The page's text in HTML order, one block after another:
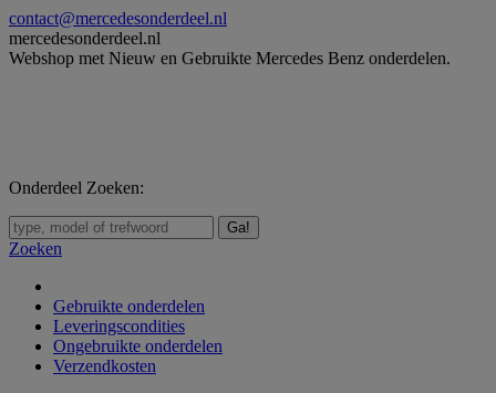
Skip
to
content
contact@mercedesonderdeel.nl
mercedesonderdeel.nl
Webshop met Nieuw en Gebruikte Mercedes Benz onderdelen.
Onderdeel Zoeken:
Zoeken:
Zoeken
Gebruikte onderdelen
Leveringscondities
Ongebruikte onderdelen
Verzendkosten